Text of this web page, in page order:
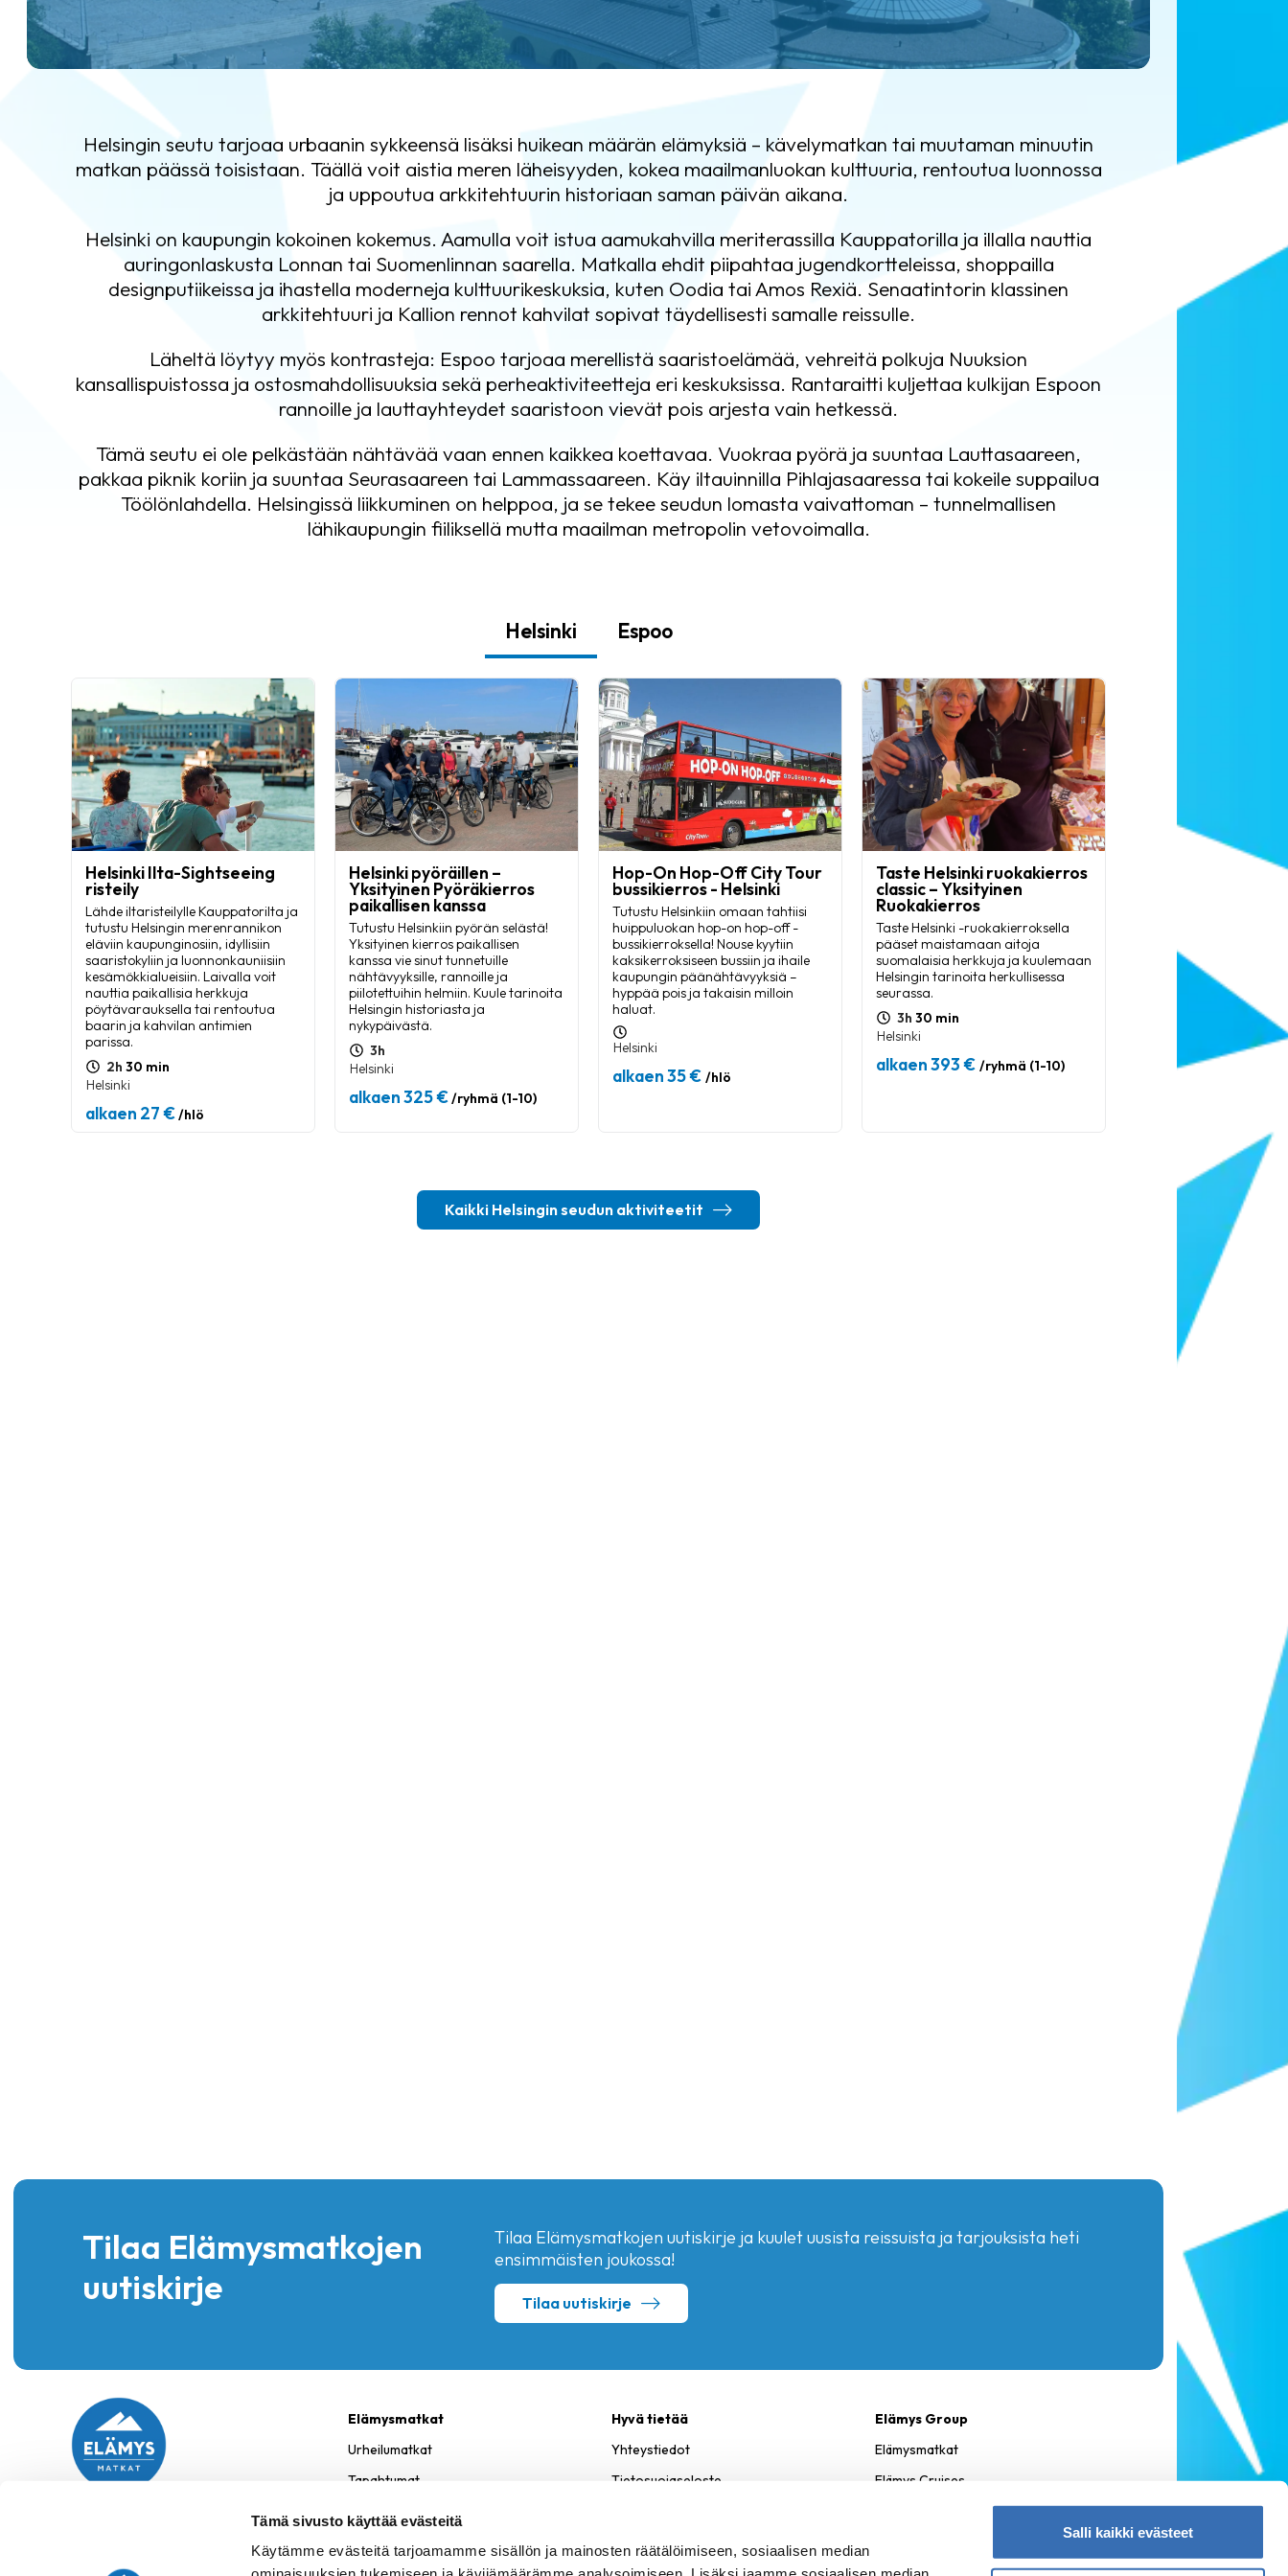
Tämä sivusto käyttää evästeitä
Käytämme evästeitä tarjoamamme sisällön ja mainosten räätälöimiseen, sosiaalisen median
Salli kaikki evästeet
Helsingin seutu tarjoaa urbaanin sykkeensä lisäksi huikean määrän elämyksiä – kävelymatkan tai muutaman minuutin
matkan päässä toisistaan. Täällä voit aistia meren läheisyyden, kokea maailmanluokan kulttuuria, rentoutua luonnossa
ja uppoutua arkkitehtuurin historiaan saman päivän aikana.
Helsinki on kaupungin kokoinen kokemus. Aamulla voit istua aamukahvilla meriterassilla Kauppatorilla ja illalla nauttia
auringonlaskusta Lonnan tai Suomenlinnan saarella. Matkalla ehdit piipahtaa jugendkortteleissa, shoppailla
designputiikeissa ja ihastella moderneja kulttuurikeskuksia, kuten Oodia tai Amos Rexiä. Senaatintorin klassinen
arkkitehtuuri ja Kallion rennot kahvilat sopivat täydellisesti samalle reissulle.
Läheltä löytyy myös kontrasteja: Espoo tarjoaa merellistä saaristoelämää, vehreitä polkuja Nuuksion
kansallispuistossa ja ostosmahdollisuuksia sekä perheaktiviteetteja eri keskuksissa. Rantaraitti kuljettaa kulkijan Espoon
rannoille ja lauttayhteydet saaristoon vievät pois arjesta vain hetkessä.
Tämä seutu ei ole pelkästään nähtävää vaan ennen kaikkea koettavaa. Vuokraa pyörä ja suuntaa Lauttasaareen,
pakkaa piknik koriin ja suuntaa Seurasaareen tai Lammassaareen. Käy iltauinnilla Pihlajasaaressa tai kokeile suppailua
Töölönlahdella. Helsingissä liikkuminen on helppoa, ja se tekee seudun lomasta vaivattoman – tunnelmallisen
lähikaupungin fiiliksellä mutta maailman metropolin vetovoimalla.
Helsinki Espoo
Helsinki Ilta-Sightseeing
risteily
Lähde iltaristeilylle Kauppatorilta ja
tutustu Helsingin merenrannikon
eläviin kaupunginosiin, idyllisiin
saaristokyliin ja luonnonkauniisiin
kesämökkialueisiin. Laivalla voit
nauttia paikallisia herkkuja
pöytävarauksella tai rentoutua
baarin ja kahvilan antimien
parissa.
2h 30 min
Helsinki
alkaen 27 €/hlö
Helsinki pyöräillen –
Yksityinen Pyöräkierros
paikallisen kanssa
Tutustu Helsinkiin pyörän selästä!
Yksityinen kierros paikallisen
kanssa vie sinut tunnetuille
nähtävyyksille, rannoille ja
piilotettuihin helmiin. Kuule tarinoita
Helsingin historiasta ja
nykypäivästä.
3h
Helsinki
alkaen 325 €/ryhmä (1-10)
Hop-On Hop-Off City Tour
bussikierros - Helsinki
Tutustu Helsinkiin omaan tahtiisi
huippuluokan hop-on hop-off -
bussikierroksella! Nouse kyytiin
kaksikerroksiseen bussiin ja ihaile
kaupungin päänähtävyyksiä –
hyppää pois ja takaisin milloin
haluat.
Helsinki
alkaen 35 € /hlö
Taste Helsinki ruokakierros
classic – Yksityinen
Ruokakierros
Taste Helsinki -ruokakierroksella
pääset maistamaan aitoja
suomalaisia herkkuja ja kuulemaan
Helsingin tarinoita herkullisessa
seurassa.
3h30 min
Helsinki
alkaen 393 € /ryhmä (1-10)
Kaikki Helsingin seudun aktiviteetit
Tilaa Elämysmatkojen
uutiskirje
Tilaa Elämysmatkojen uutiskirje ja kuulet uusista reissuista ja tarjouksista heti
ensimmäisten joukossa!
Tilaa uutiskirje
myynti@elamysmatkat.com
Elämysmatkat
Urheilumatkat
Tapahtumat
Pyydä tarjous
Hyvä tietää
Yhteystiedot
Tietosuojaseloste
Elämys Group
Elämysmatkat
Elämys Cruises
Matkapojat